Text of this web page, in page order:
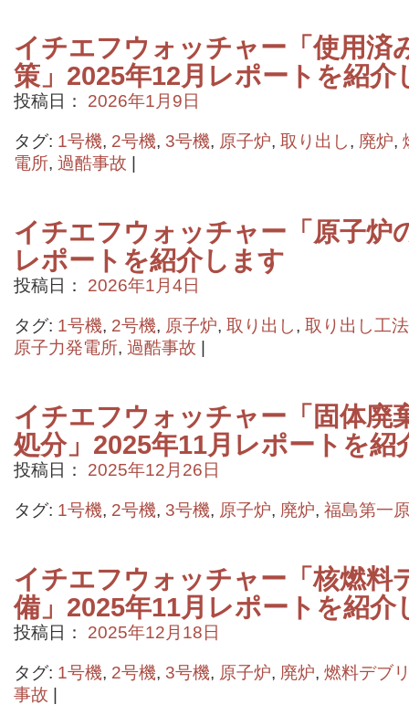
イチエフウォッチャー「使用済
策」2025年12月レポートを紹介
投稿日： 2026年1月9日
タグ: 1号機, 2号機, 3号機, 原子炉, 取り出し, 廃炉,
電所, 過酷事故
イチエフウォッチャー「原子炉
レポートを紹介します
投稿日： 2026年1月4日
タグ: 1号機, 2号機, 原子炉, 取り出し, 取り出し工法
原子力発電所, 過酷事故
イチエフウォッチャー「固体廃
処分」2025年11月レポートを紹
投稿日： 2025年12月26日
タグ: 1号機, 2号機, 3号機, 原子炉, 廃炉, 福島第一
イチエフウォッチャー「核燃料
備」2025年11月レポートを紹介
投稿日： 2025年12月18日
タグ: 1号機, 2号機, 3号機, 原子炉, 廃炉, 燃料デブ
事故